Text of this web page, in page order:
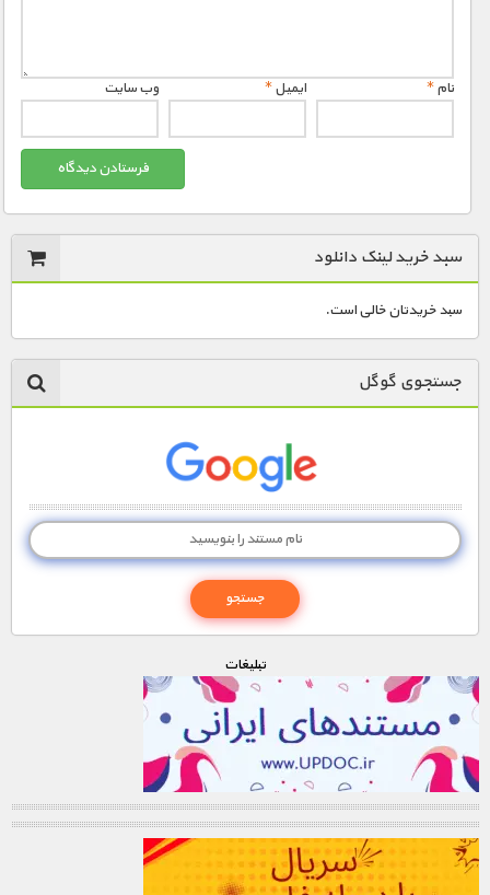
نام* ایمیل* وب‌ سایت
سبد خرید لینک دانلود
سبد خریدتان خالی است.
جستجوی گوگل
تبليغات